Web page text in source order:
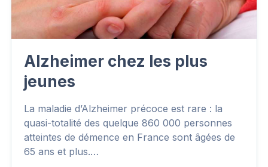
Alzheimer chez les plus
jeunes
La maladie d’Alzheimer précoce est rare : la
quasi-totalité des quelque 860 000 personnes
atteintes de démence en France sont âgées de
65 ans et plus.…